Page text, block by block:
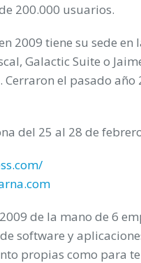
200.000 usuarios.
2009 tiene su sede en
Galactic Suite o
el pasado año
del 25 al 28 de
de la mano de 6
software y
propias como para